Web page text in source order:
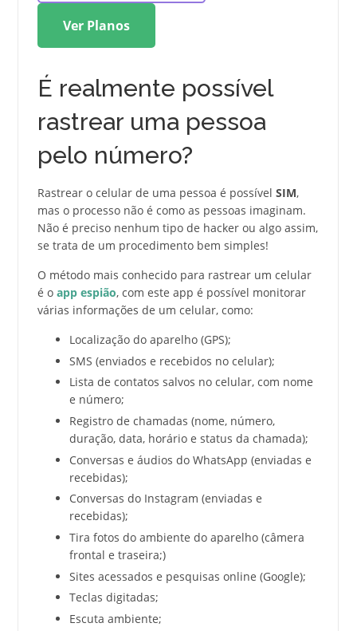
Ver Planos
É realmente possível
rastrear uma pessoa
pelo número?
Rastrear o celular de uma pessoa é possível SIM,
mas o processo não é como as pessoas imaginam.
Não é preciso nenhum tipo de hacker ou algo assim,
se trata de um procedimento bem simples!
O método mais conhecido para rastrear um celular
é o app espião, com este app é possível monitorar
várias informações de um celular, como:
Localização do aparelho (GPS);
SMS (enviados e recebidos no celular);
Lista de contatos salvos no celular, com nome
e número;
Registro de chamadas (nome, número,
duração, data, horário e status da chamada);
Conversas e áudios do WhatsApp (enviadas e
recebidas);
Conversas do Instagram (enviadas e
recebidas);
Tira fotos do ambiente do aparelho (câmera
frontal e traseira;)
Sites acessados e pesquisas online (Google);
Teclas digitadas;
Escuta ambiente;